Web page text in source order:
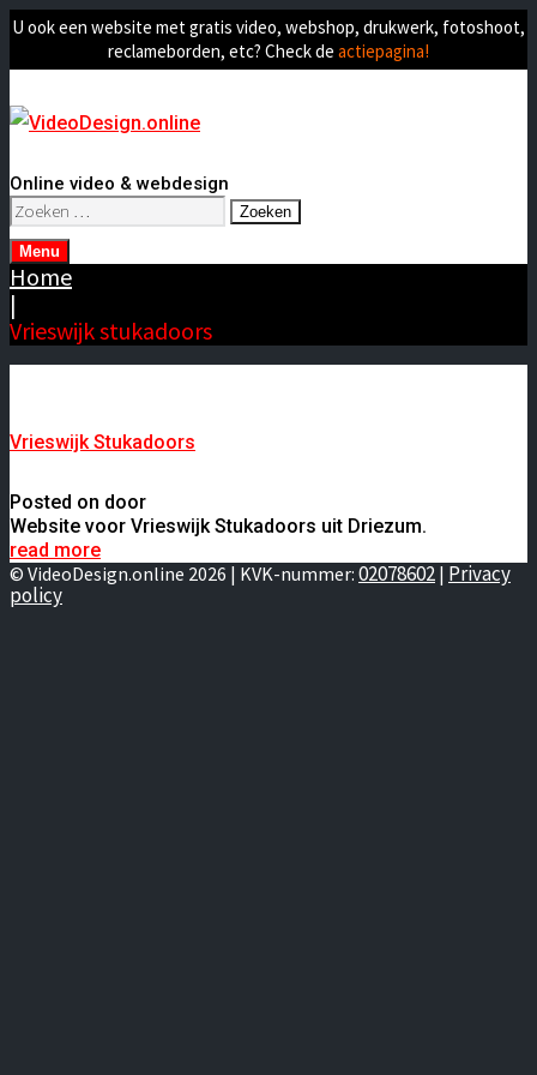
U ook een website met gratis video, webshop, drukwerk, fotoshoot,
reclameborden, etc? Check de actiepagina!
Online video & webdesign
Zoeken
naar:
Menu
Home
|
Vrieswijk stukadoors
Vrieswijk Stukadoors
Posted on door
Website voor Vrieswijk Stukadoors uit Driezum.
read more
© VideoDesign.online 2026 | KVK-nummer: 02078602 | Privacy
policy